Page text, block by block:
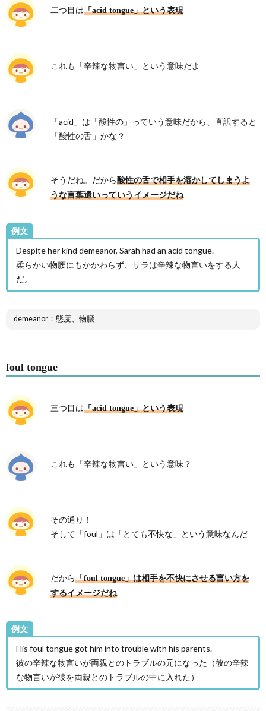
二つ目は 「acid tongue」という表現
これも「辛辣な物言い」という意味だよ
「acid」は「酸性の」っていう意味だから、直訳すると
「酸性の舌」かな？
そうだね。だから酸性の舌で相手を溶かしてしまうよ
うな言葉遣いっていうイメージだね
例文
Despite her kind demeanor, Sarah had an acid tongue.
柔らかい物腰にもかかわらず、サラは辛辣な物言いをする人
だ。
demeanor：態度、物腰
foul tongue
三つ目は「acid tongue」という表現
これも「辛辣な物言い」という意味？
その通り！
そして「foul」は「とても不快な」という意味なんだ
だから
「foul tongue」は相手を不快にさせる言い方を
するイメージだね
例文
His foul tongue got him into trouble with his parents.
彼の辛辣な物言いが両親とのトラブルの元になった（彼の辛辣
な物言いが彼を両親とのトラブルの中に入れた）